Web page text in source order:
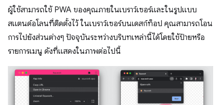
ผู้ใช้สามารถใช้ PWA ของคุณภายในเบราว์เซอร์และในรูปแบบ
สแตนด์อโลนที่ติดตั้งไว้ ในเบราว์เซอร์บนเดสก์ท็อป คุณสามารถโอน
การไปยังส่วนต่างๆ ปัจจุบันระหว่างบริบทเหล่านี้ได้โดยใช้ป้ายหรือ
รายการเมนู ดังที่แสดงในภาพต่อไปนี้